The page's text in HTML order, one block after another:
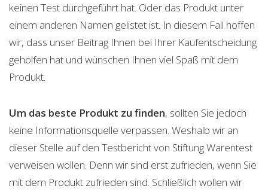
keinen Test durchgeführt hat. Oder das Produkt unter
einem anderen Namen gelistet ist. In diesem Fall hoffen
wir, dass unser Beitrag Ihnen bei Ihrer Kaufentscheidung
geholfen hat und wünschen Ihnen viel Spaß mit dem
Produkt.
Um das beste Produkt zu finden, sollten Sie jedoch
keine Informationsquelle verpassen. Weshalb wir an
dieser Stelle auf den Testbericht von Stiftung Warentest
verweisen wollen. Denn wir sind erst zufrieden, wenn Sie
mit dem Produkt zufrieden sind. Schließlich wollen wir